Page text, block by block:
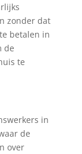
zonder dat
betalen in
de
te
in
de
over